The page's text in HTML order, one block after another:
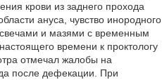
крови из заднего прохода
ануса, чувство инородного
и мазями с временным
времени к проктологу
отмечал жалобы на
после дефекации. При